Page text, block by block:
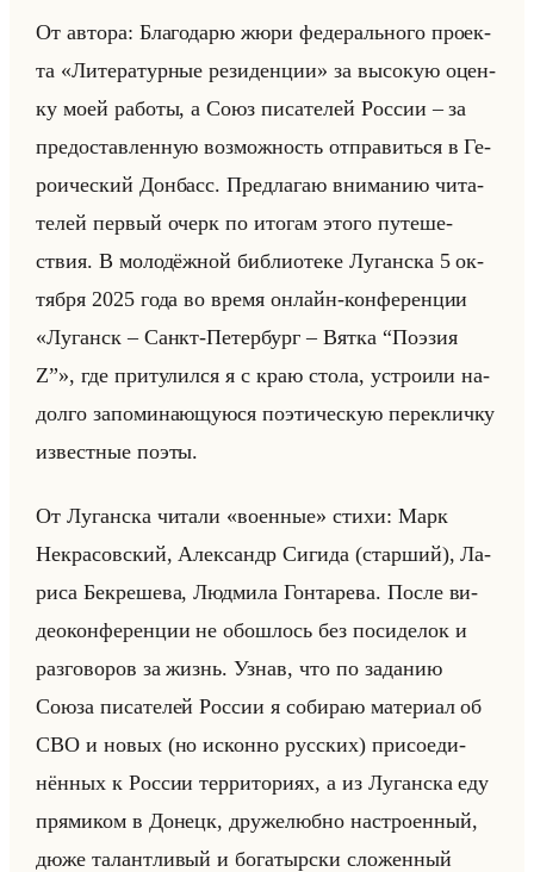
От ав­то­ра: Бла­го­да­рю жюри фе­де­рально­го про­ек­
та «Литературные резиденции» за вы­со­кую оцен­
ку моей ра­бо­ты, а Союз пи­са­те­лей Рос­сии – за
предо­став­лен­ную воз­мож­ность от­пра­виться в Ге­
ро­иче­ский Дон­басс. Пред­ла­гаю вни­ма­нию чи­та­
те­лей пер­вый очерк по ито­гам этого пу­те­ше­
ствия. В мо­ло­дёж­ной биб­лио­те­ке Лу­ган­ска 5 ок­
тяб­ря 2025 года во время он­лайн-кон­фе­рен­ции
«Луганск – Санкт-Петербург – Вятка “Поэзия
Z”», где при­ту­лил­ся я с краю стола, устро­или на­
дол­го за­по­ми­на­ющу­юся по­эти­че­скую пе­ре­клич­ку
из­вест­ные поэты.
От Лу­ган­ска чи­та­ли «военные» стихи: Марк
Некра­сов­ский, Алек­сандр Си­ги­да (стар­ший), Ла­
ри­са Бе­кре­ше­ва, Люд­ми­ла Гон­та­ре­ва. После ви­
део­кон­фе­рен­ции не обо­шлось без по­си­де­лок и
раз­го­во­ров за жизнь. Узнав, что по за­да­нию
Союза пи­са­те­лей Рос­сии я со­би­раю ма­те­ри­ал об
СВО и новых (но ис­кон­но рус­ских) при­со­еди­
нён­ных к Рос­сии тер­ри­то­ри­ях, а из Лу­ган­ска еду
пря­ми­ком в До­нецк, дру­же­люб­но на­стро­ен­ный,
дюже та­лант­ли­вый и бо­га­тыр­ски сло­жен­ный